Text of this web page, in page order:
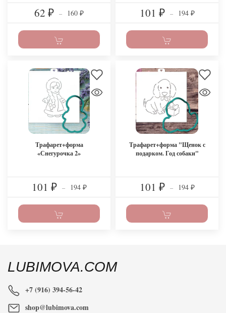
62 ₽ – 160 ₽ 101 ₽ – 194 ₽
Трафарет+форма
«Снегурочка 2»
101 ₽ – 194 ₽
Трафарет+форма "Щенок с
подарком. Год собаки"
101 ₽ – 194 ₽
LUBIMOVA.COM
+7 (916) 394-56-42
shop@lubimova.com